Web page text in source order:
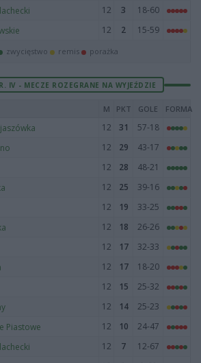
12 3
18-60
12 2 15-59
zwycięstwo remis porażka
IV - MECZE ROZEGRANE NA WYJEŹDZIE
M PKT GOLE FORMA
12 31
57-18
12 29
43-17
12 28
48-21
12 25
39-16
12 19
33-25
12 18
26-26
12 17
32-33
12 17
18-20
12 15
25-32
12 14
25-23
Piastowe 12 10
24-47
12 7
12-67